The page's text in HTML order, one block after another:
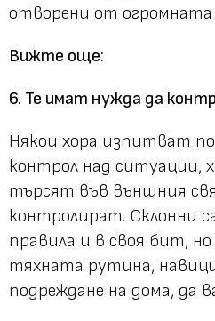
отворени от огромната
Вижте още:
6. Те имат нужда да
Някои хора изпитват
контрол над ситуации,
търсят във външния
контролират. Склонни
правила и в своя бит,
тяхната рутина,
подреждане на дома, да